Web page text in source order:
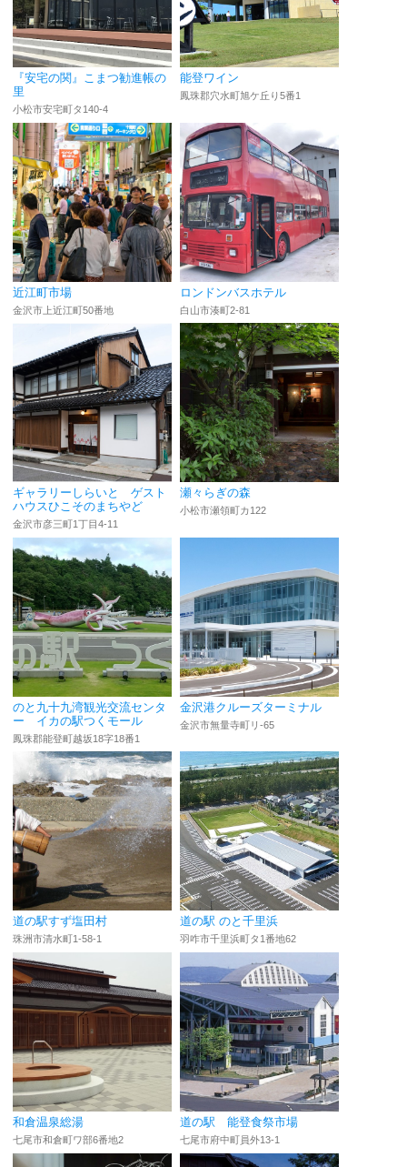
『安宅の関』こまつ勧進帳の
里
小松市安宅町タ140-4
能登ワイン
鳳珠郡穴水町旭ケ丘り5番1
近江町市場
金沢市上近江町50番地
ロンドンバスホテル
白山市湊町2-81
ギャラリーしらいと ゲスト
ハウスひこそのまちやど
金沢市彦三町1丁目4-11
瀬々らぎの森
小松市瀬領町カ122
のと九十九湾観光交流センタ
ー イカの駅つくモール
鳳珠郡能登町越坂18字18番1
金沢港クルーズターミナル
金沢市無量寺町リ-65
道の駅すず塩田村
珠洲市清水町1-58-1
道の駅 のと千里浜
羽咋市千里浜町タ1番地62
和倉温泉総湯
七尾市和倉町ワ部6番地2
道の駅 能登食祭市場
七尾市府中町員外13-1